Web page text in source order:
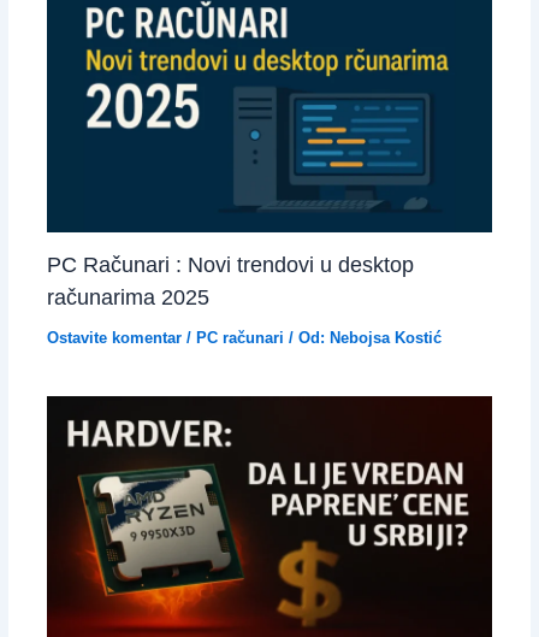
PC Računari : Novi trendovi u desktop
računarima 2025
Ostavite komentar / PC računari / Od: Nebojsa Kostić